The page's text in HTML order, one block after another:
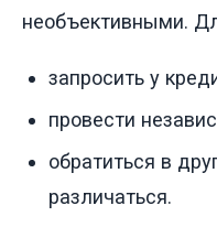
необъективными.
запросить у
провести
обратиться в
различаться.